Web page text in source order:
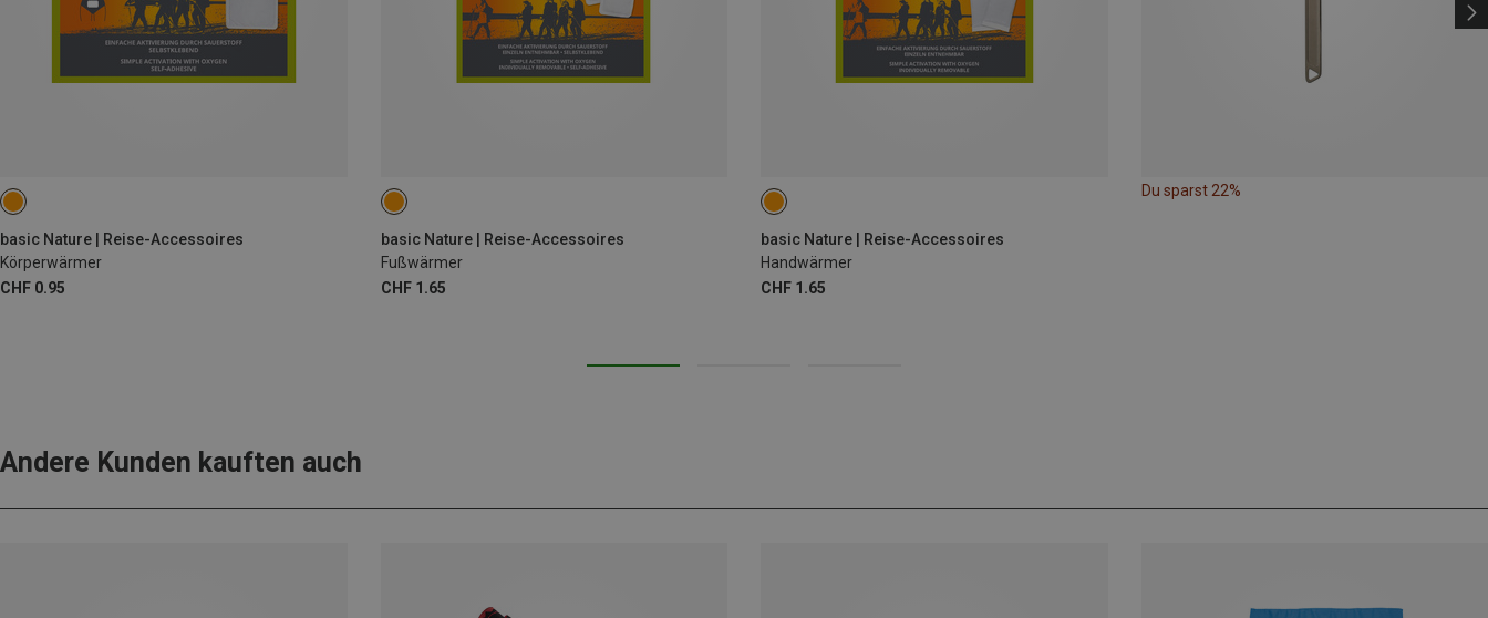
basic Nature | Reise-Accessoires
Körperwärmer
CHF 0.95
basic Nature | Reise-Accessoires
Fußwärmer
CHF 1.65
basic Nature | Reise-Accessoires
Handwärmer
CHF 1.65
Du sparst 22%
Andere Kunden kauften auch